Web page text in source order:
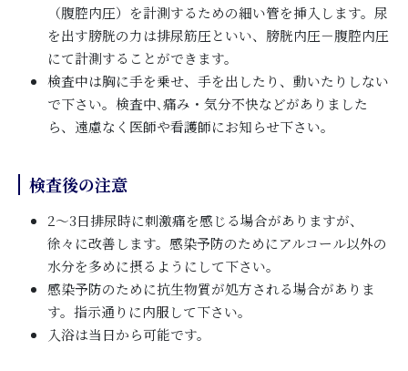
（腹腔内圧）を計測するための細い管を挿入します。尿
を出す膀胱の力は排尿筋圧といい、膀胱内圧－腹腔内圧
にて計測することができます。
検査中は胸に手を乗せ、手を出したり、動いたりしない
で下さい。検査中､痛み・気分不快などがありました
ら、遠慮なく医師や看護師にお知らせ下さい。
検査後の注意
2～3日排尿時に刺激痛を感じる場合がありますが、
徐々に改善します。感染予防のためにアルコール以外の
水分を多めに摂るようにして下さい。
感染予防のために抗生物質が処方される場合がありま
す。指示通りに内服して下さい。
入浴は当日から可能です。